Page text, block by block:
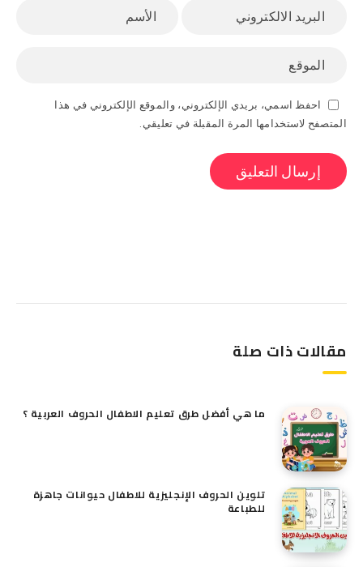
احفظ اسمي، بريدي الإلكتروني، والموقع الإلكتروني في هذا
المتصفح لاستخدامها المرة المقبلة في تعليقي.
مقالات ذات صلة
ما هي أفضل طرق تعليم الاطفال الحروف العربية ؟
تلوين الحروف الإنجليزية للاطفال حيوانات جاهزة
للطباعة